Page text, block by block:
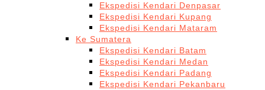
Ekspedisi Kendari Denpasar
Ekspedisi Kendari Kupang
Ekspedisi Kendari Mataram
Ke Sumatera
Ekspedisi Kendari Batam
Ekspedisi Kendari Medan
Ekspedisi Kendari Padang
Ekspedisi Kendari Pekanbaru